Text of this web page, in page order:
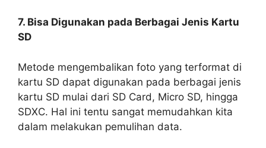
7. Bisa Digunakan pada Berbagai Jenis Kartu
SD
Metode mengembalikan foto yang terformat di
kartu SD dapat digunakan pada berbagai jenis
kartu SD mulai dari SD Card, Micro SD, hingga
SDXC. Hal ini tentu sangat memudahkan kita
dalam melakukan pemulihan data.